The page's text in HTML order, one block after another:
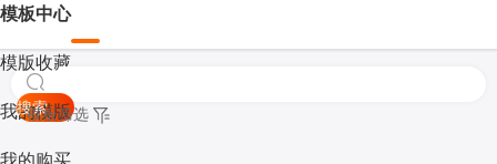
模板中心
模版收藏
我的模版
我的购买
搜索
模板筛选